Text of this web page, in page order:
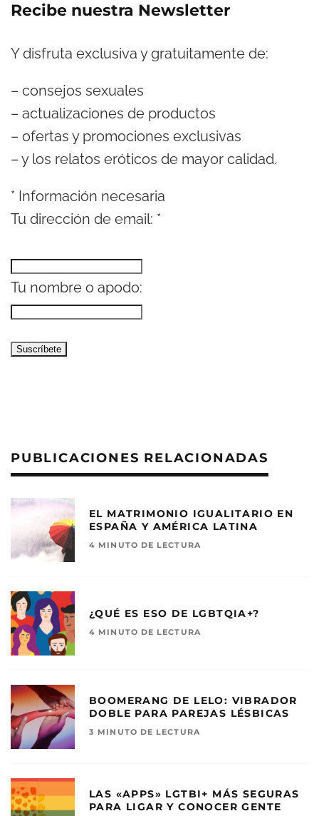
Recibe nuestra Newsletter
Y disfruta exclusiva y gratuitamente de:
– consejos sexuales
– actualizaciones de productos
– ofertas y promociones exclusivas
– y los relatos eróticos de mayor calidad.
* Información necesaria
Tu dirección de email: *
Tu nombre o apodo:
PUBLICACIONES RELACIONADAS
EL MATRIMONIO IGUALITARIO EN
ESPAÑA Y AMÉRICA LATINA
4 MINUTO DE LECTURA
¿QUÉ ES ESO DE LGBTQIA+?
4 MINUTO DE LECTURA
BOOMERANG DE LELO: VIBRADOR
DOBLE PARA PAREJAS LÉSBICAS
3 MINUTO DE LECTURA
LAS «APPS» LGTBI+ MÁS SEGURAS
PARA LIGAR Y CONOCER GENTE